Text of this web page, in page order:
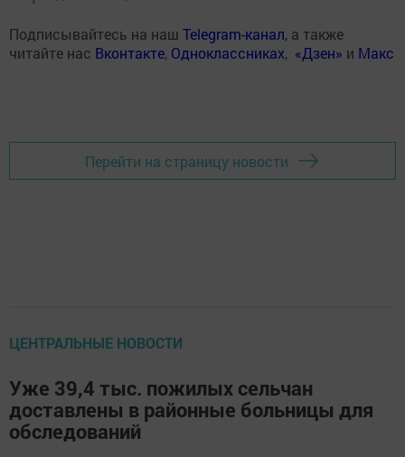
Подписывайтесь на наш Telegram-канал, а также
читайте нас Вконтакте, Одноклассниках, «Дзен» и Макс
Перейти на страницу новости
ЦЕНТРАЛЬНЫЕ НОВОСТИ
Уже 39,4 тыс. пожилых сельчан
доставлены в районные больницы для
обследований